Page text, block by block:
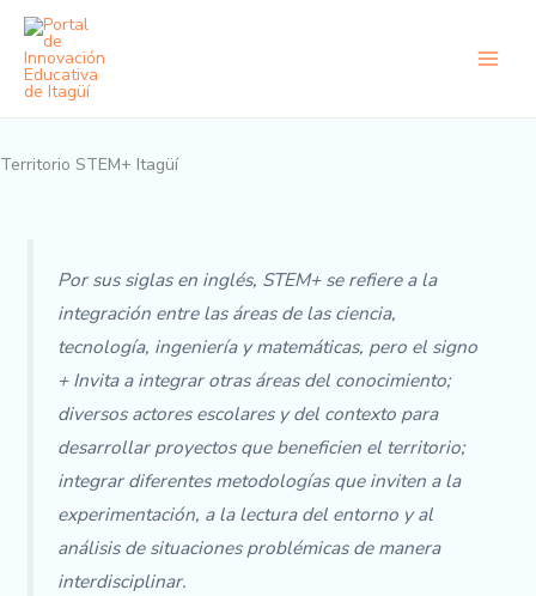
contenido
Territorio STEM+ Itagüí
Por sus siglas en inglés, STEM+ se refiere a la
integración entre las áreas de las ciencia,
tecnología, ingeniería y matemáticas, pero el signo
+ Invita a integrar otras áreas del conocimiento;
diversos actores escolares y del contexto para
desarrollar proyectos que beneficien el territorio;
integrar diferentes metodologías que inviten a la
experimentación, a la lectura del entorno y al
análisis de situaciones problémicas de manera
interdisciplinar.